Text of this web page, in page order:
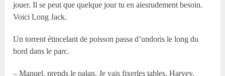
jouer. Il se peut que quelque jour tu en aiesrudement besoin.
Voici Long Jack.
Un torrent étincelant de poisson passa d’undoris le long du
bord dans le parc.
– Manuel, prends le palan. Je vais fixerles tables. Harvey,